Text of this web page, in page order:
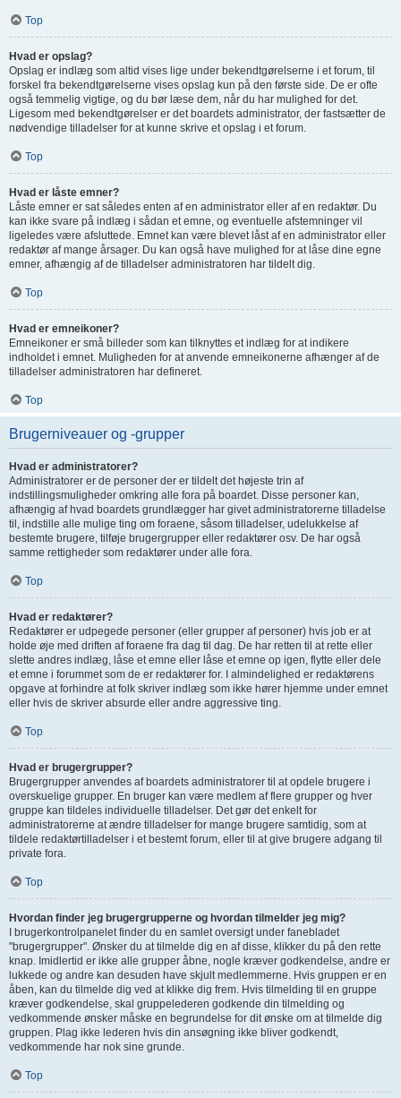
Top
Hvad er opslag?
Opslag er indlæg som altid vises lige under bekendtgørelserne i et forum, til
forskel fra bekendtgørelserne vises opslag kun på den første side. De er ofte
også temmelig vigtige, og du bør læse dem, når du har mulighed for det.
Ligesom med bekendtgørelser er det boardets administrator, der fastsætter de
nødvendige tilladelser for at kunne skrive et opslag i et forum.
Top
Hvad er låste emner?
Låste emner er sat således enten af en administrator eller af en redaktør. Du
kan ikke svare på indlæg i sådan et emne, og eventuelle afstemninger vil
ligeledes være afsluttede. Emnet kan være blevet låst af en administrator eller
redaktør af mange årsager. Du kan også have mulighed for at låse dine egne
emner, afhængig af de tilladelser administratoren har tildelt dig.
Top
Hvad er emneikoner?
Emneikoner er små billeder som kan tilknyttes et indlæg for at indikere
indholdet i emnet. Muligheden for at anvende emneikonerne afhænger af de
tilladelser administratoren har defineret.
Top
Brugerniveauer og -grupper
Hvad er administratorer?
Administratorer er de personer der er tildelt det højeste trin af
indstillingsmuligheder omkring alle fora på boardet. Disse personer kan,
afhængig af hvad boardets grundlægger har givet administratorerne tilladelse
til, indstille alle mulige ting om foraene, såsom tilladelser, udelukkelse af
bestemte brugere, tilføje brugergrupper eller redaktører osv. De har også
samme rettigheder som redaktører under alle fora.
Top
Hvad er redaktører?
Redaktører er udpegede personer (eller grupper af personer) hvis job er at
holde øje med driften af foraene fra dag til dag. De har retten til at rette eller
slette andres indlæg, låse et emne eller låse et emne op igen, flytte eller dele
et emne i forummet som de er redaktører for. I almindelighed er redaktørens
opgave at forhindre at folk skriver indlæg som ikke hører hjemme under emnet
eller hvis de skriver absurde eller andre aggressive ting.
Top
Hvad er brugergrupper?
Brugergrupper anvendes af boardets administratorer til at opdele brugere i
overskuelige grupper. En bruger kan være medlem af flere grupper og hver
gruppe kan tildeles individuelle tilladelser. Det gør det enkelt for
administratorerne at ændre tilladelser for mange brugere samtidig, som at
tildele redaktørtilladelser i et bestemt forum, eller til at give brugere adgang til
private fora.
Top
Hvordan finder jeg brugergrupperne og hvordan tilmelder jeg mig?
I brugerkontrolpanelet finder du en samlet oversigt under fanebladet
"brugergrupper". Ønsker du at tilmelde dig en af disse, klikker du på den rette
knap. Imidlertid er ikke alle grupper åbne, nogle kræver godkendelse, andre er
lukkede og andre kan desuden have skjult medlemmerne. Hvis gruppen er en
åben, kan du tilmelde dig ved at klikke dig frem. Hvis tilmelding til en gruppe
kræver godkendelse, skal gruppelederen godkende din tilmelding og
vedkommende ønsker måske en begrundelse for dit ønske om at tilmelde dig
gruppen. Plag ikke lederen hvis din ansøgning ikke bliver godkendt,
vedkommende har nok sine grunde.
Top